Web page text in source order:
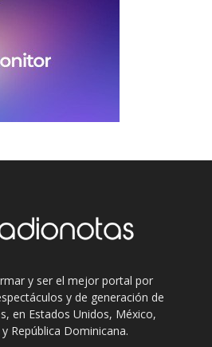
y ser el mejor portal por
y de generación de
en Estados Unidos, México,
República Dominicana.